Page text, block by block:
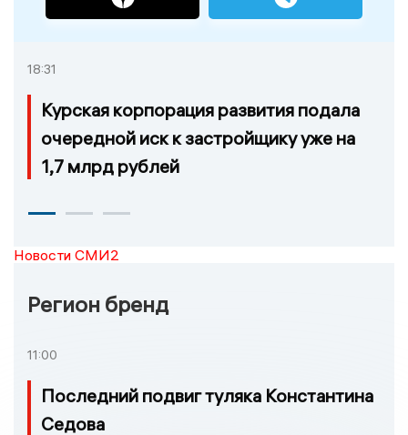
18:31
Курская корпорация развития подала
очередной иск к застройщику уже на
1,7 млрд рублей
Новости СМИ2
Регион бренд
11:00
Последний подвиг туляка Константина
Седова